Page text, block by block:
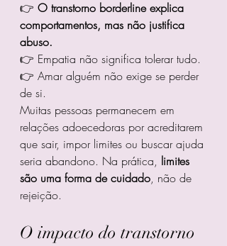
👉 O transtorno borderline explica
comportamentos, mas não justifica
abuso.
👉 Empatia não significa tolerar tudo.
👉 Amar alguém não exige se perder
de si.
Muitas pessoas permanecem em
relações adoecedoras por acreditarem
que sair, impor limites ou buscar ajuda
seria abandono. Na prática, limites
são uma forma de cuidado, não de
rejeição.
O impacto do transtorno